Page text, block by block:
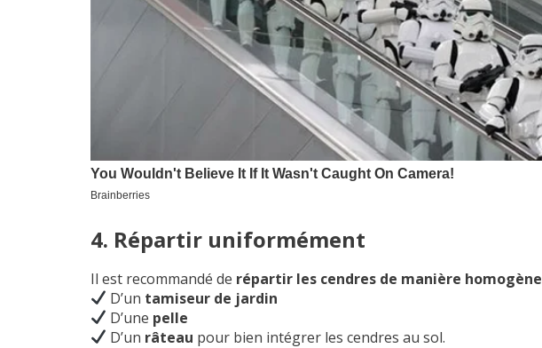
4. Répartir uniformément
Il est recommandé de répartir les cendres de manière homogène
D’un tamiseur de jardin
D’une pelle
D’un râteau pour bien intégrer les cendres au sol.